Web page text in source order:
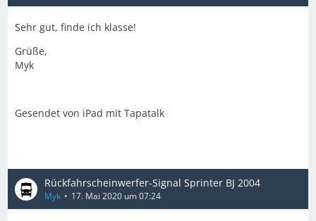
Sehr gut, finde ich klasse!
Grüße,
Myk
Gesendet von iPad mit Tapatalk
Rückfahrscheinwerfer-Signal Sprinter BJ 2004
Myk 17. Mai 2020 um 07:24